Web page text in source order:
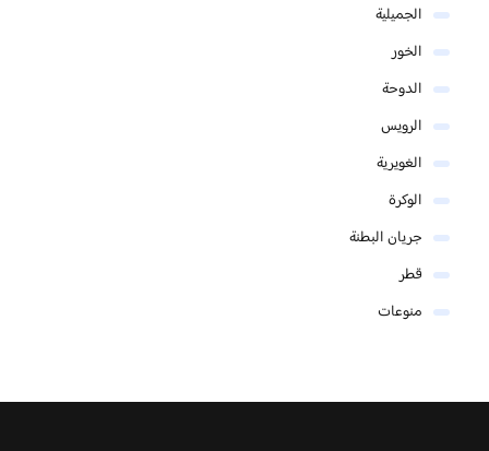
الجميلية
الخور
الدوحة
الرويس
الغويرية
الوكرة
جريان البطنة
قطر
منوعات